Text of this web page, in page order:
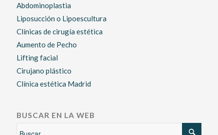
Abdominoplastia
Liposucción o Lipoescultura
Clínicas de cirugía estética
Aumento de Pecho
Lifting facial
Cirujano plástico
Clínica estética Madrid
BUSCAR EN LA WEB